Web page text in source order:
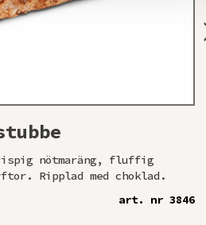
nötmaräng, fluffig
Ripplad med choklad.
art. nr 3846